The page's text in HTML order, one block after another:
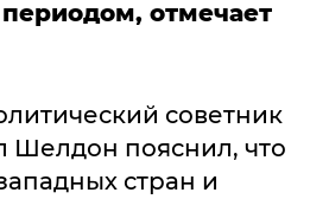
отмечает
советник
Шелдон пояснил, что
стран и